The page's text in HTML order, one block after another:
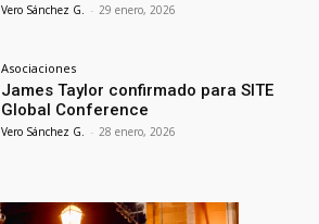
Vero Sánchez G. - 29 enero, 2026
Asociaciones
James Taylor confirmado para SITE
Global Conference
Vero Sánchez G. - 28 enero, 2026